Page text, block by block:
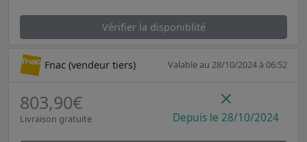
Vérifier la disponiblité
Fnac (vendeur tiers) Valable au 28/10/2024 à 06:52
803,90€
Livraison gratuite Depuis le 28/10/2024